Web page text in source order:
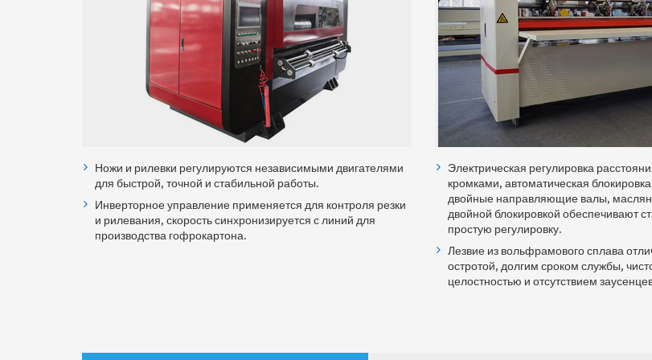
Ножи и рилевки регулируются независимыми двигателями
для быстрой, точной и стабильной работы.
Инверторное управление применяется для контроля резки
и рилевания, скорость синхронизируется с линий для
производства гофрокартона.
Электрическая регулировка
кромками, автоматическая
двойные направляющие валы,
двойной блокировкой обеспечивают
простую регулировку.
Лезвие из вольфрамового сплава
остротой, долгим сроком службы,
целостностью и отсутствием